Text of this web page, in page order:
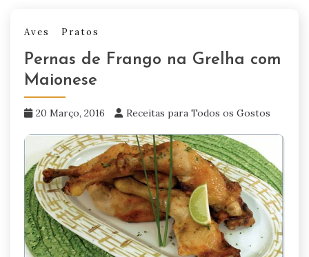
Aves Pratos
Pernas de Frango na Grelha com
Maionese
20 Março, 2016 Receitas para Todos os Gostos